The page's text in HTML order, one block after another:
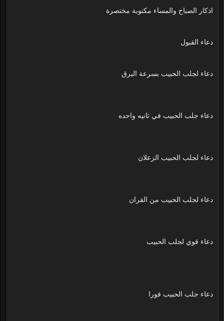
اذكار الصباح والمساء مكتوبة مختصرة
دعاء القبول
دعاء لجلب الحبيب بسرعة البرق
دعاء جلب الحبيب في ثانيه واحده
دعاء لجلب الحبيب الزعلان
دعاء لجلب الحبيب من القران
دعاء قوي لجلب الحبيب
دعاء جلب الحبيب فورا